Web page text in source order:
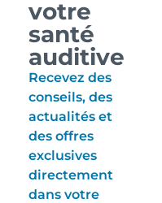
votre
santé
auditive
Recevez des
conseils, des
actualités et
des offres
exclusives
directement
dans votre